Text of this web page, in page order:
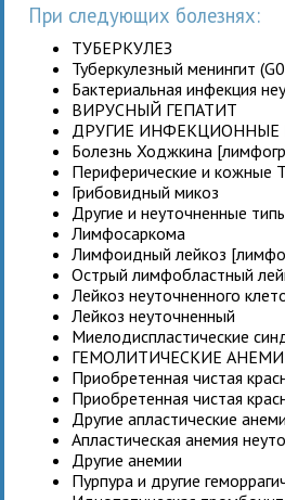
При следующих болезнях:
ТУБЕРКУЛЕЗ
Туберкулезный менингит
Бактериальная инфекция
ВИРУСНЫЙ ГЕПАТИТ
ДРУГИЕ ИНФЕКЦИОННЫЕ
Болезнь Ходжкина
Периферические и кожные
Грибовидный микоз
Другие и неуточненные
Лимфосаркома
Лимфоидный лейкоз
Острый лимфобластный
Лейкоз неуточненного
Лейкоз неуточненный
Миелодиспластические
ГЕМОЛИТИЧЕСКИЕ
Приобретенная чистая
Приобретенная чистая
Другие апластические
Апластическая анемия
Другие анемии
Пурпура и другие